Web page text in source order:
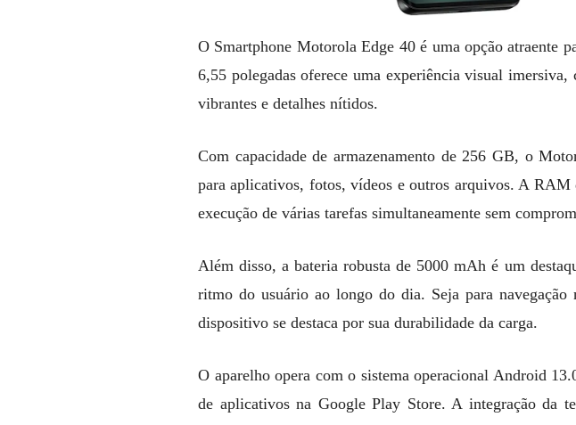
O Smartphone Motorola Edge 40 é uma opção atraente
6,55 polegadas oferece uma experiência visual
vibrantes e detalhes nítidos.
Com capacidade de armazenamento de 256 GB, o
para aplicativos, fotos, vídeos e outros arquivos. A
execução de várias tarefas simultaneamente sem
Além disso, a bateria robusta de 5000 mAh é um
ritmo do usuário ao longo do dia. Seja para
dispositivo se destaca por sua durabilidade da carga.
O aparelho opera com o sistema operacional Android
de aplicativos na Google Play Store. A integração da